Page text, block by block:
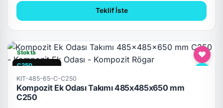
Teklif İste
Stokta
C250
Hızlı Teslimat
KIT-485-65-C-C250
Kompozit Ek Odası Takımı 485x485x650 mm
C250